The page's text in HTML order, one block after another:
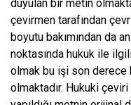
duyulan bir metin
çevirmen tarafından
boyutu bakımından da
noktasında hukuk ile
olmak bu işi son derece
olmaktadır. Hukuki